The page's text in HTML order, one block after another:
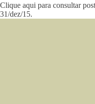
Clique aqui para consultar
31/dez/15.